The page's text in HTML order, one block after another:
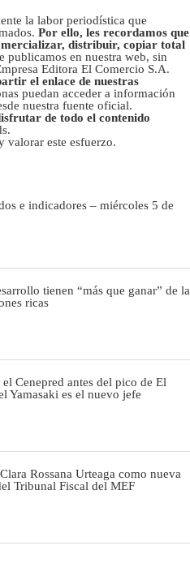
la labor periodística que
Por ello, les recordamos que
distribuir, copiar total
publicamos en nuestra web, sin
Editora El Comercio S.A.
el enlace de nuestras
puedan acceder a información
nuestra fuente oficial.
de todo el contenido
valorar este esfuerzo.
e indicadores – miércoles 5 de
tienen “más que ganar” de la
ricas
Cenepred antes del pico de El
Yamasaki es el nuevo jefe
Rossana Urteaga como nueva
Tribunal Fiscal del MEF